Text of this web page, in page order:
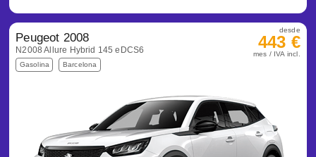
Peugeot 2008
N2008 Allure Hybrid 145 eDCS6
Gasolina Barcelona
desde
443 €
mes / IVA incl.